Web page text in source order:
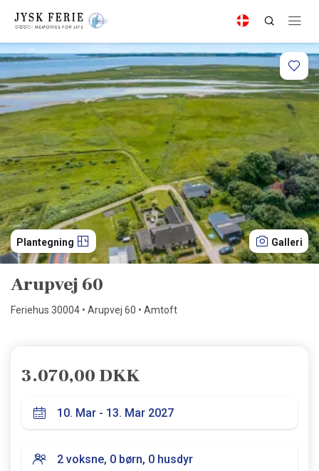
Plantegning Galleri
Arupvej 60
Feriehus 30004 • Arupvej 60 • Amtoft
3.070,00 DKK